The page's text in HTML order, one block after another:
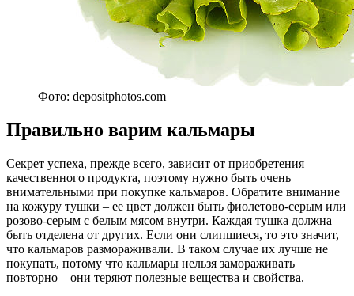
Фото: depositphotos.com
Правильно варим кальмары
Секрет успеха, прежде всего, зависит от приобретения
качественного продукта, поэтому нужно быть очень
внимательными при покупке кальмаров. Обратите внимание
на кожуру тушки – ее цвет должен быть фиолетово-серым или
розово-серым с белым мясом внутри. Каждая тушка должна
быть отделена от других. Если они слипшиеся, то это значит,
что кальмаров размораживали. В таком случае их лучше не
покупать, потому что кальмары нельзя замораживать
повторно – они теряют полезные вещества и свойства.